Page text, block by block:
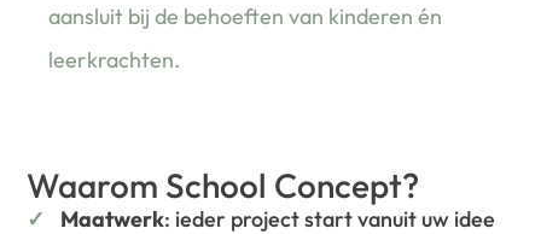
aansluit bij de behoeften van kinderen én
leerkrachten.
Waarom School Concept?
Maatwerk: ieder project start vanuit uw idee